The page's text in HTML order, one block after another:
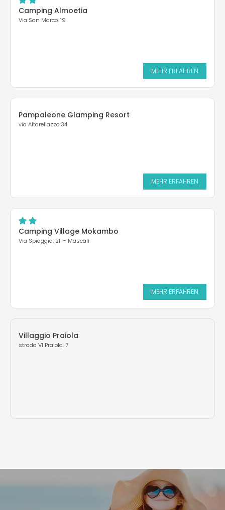
Camping Almoetia
Via San Marco, 19
MEHR ERFAHREN
Pampaleone Glamping Resort
via Altarellazzo 34
MEHR ERFAHREN
Camping Village Mokambo
Via Spiaggia, 211 - Mascali
MEHR ERFAHREN
Villaggio Praiola
strada VI Praiola, 7